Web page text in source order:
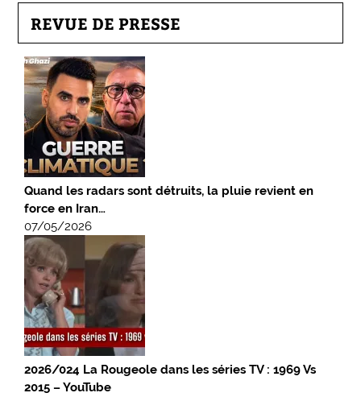
REVUE DE PRESSE
Quand les radars sont détruits, la pluie revient en
force en Iran…
07/05/2026
2026/024 La Rougeole dans les séries TV : 1969 Vs
2015 – YouTube